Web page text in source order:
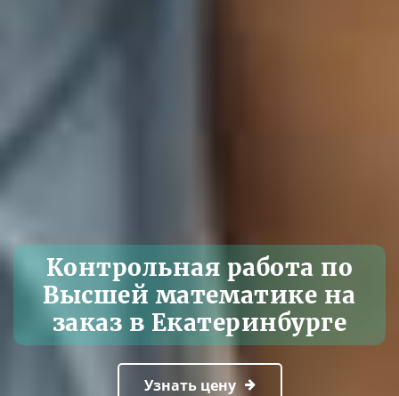
Контрольная работа по
Высшей математике на
заказ в Екатеринбурге
Узнать цену